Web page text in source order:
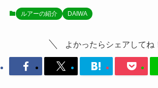
ルアーの紹介 DAIWA
よかったらシェアしてね